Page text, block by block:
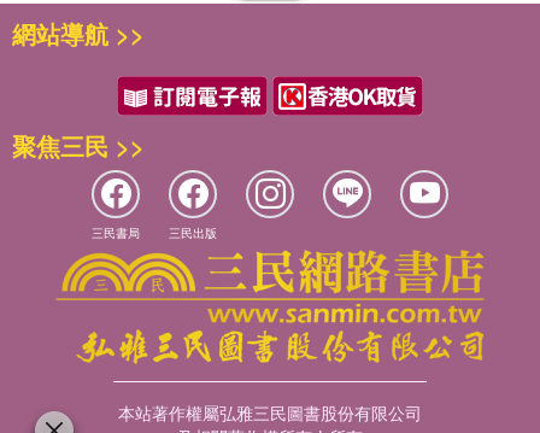
網站導航 >>
聚焦三民 >>
三民書局 三民出版
本站著作權屬弘雅三民圖書股份有限公司